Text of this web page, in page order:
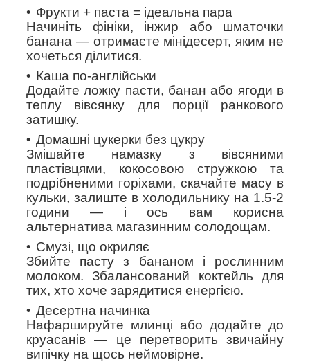
Фрукти + паста = ідеальна пара
Начиніть фініки, інжир або шматочки
банана — отримаєте мінідесерт, яким не
хочеться ділитися.
Каша по-англійськи
Додайте ложку пасти, банан або ягоди в
теплу вівсянку для порції ранкового
затишку.
Домашні цукерки без цукру
Змішайте намазку з вівсяними
пластівцями, кокосовою стружкою та
подрібненими горіхами, скачайте масу в
кульки, залиште в холодильнику на 1.5-2
години — і ось вам корисна
альтернатива магазинним солодощам.
Смузі, що окриляє
Збийте пасту з бананом і рослинним
молоком. Збалансований коктейль для
тих, хто хоче зарядитися енергією.
Десертна начинка
Нафаршируйте млинці або додайте до
круасанів — це перетворить звичайну
випічку на щось неймовірне.